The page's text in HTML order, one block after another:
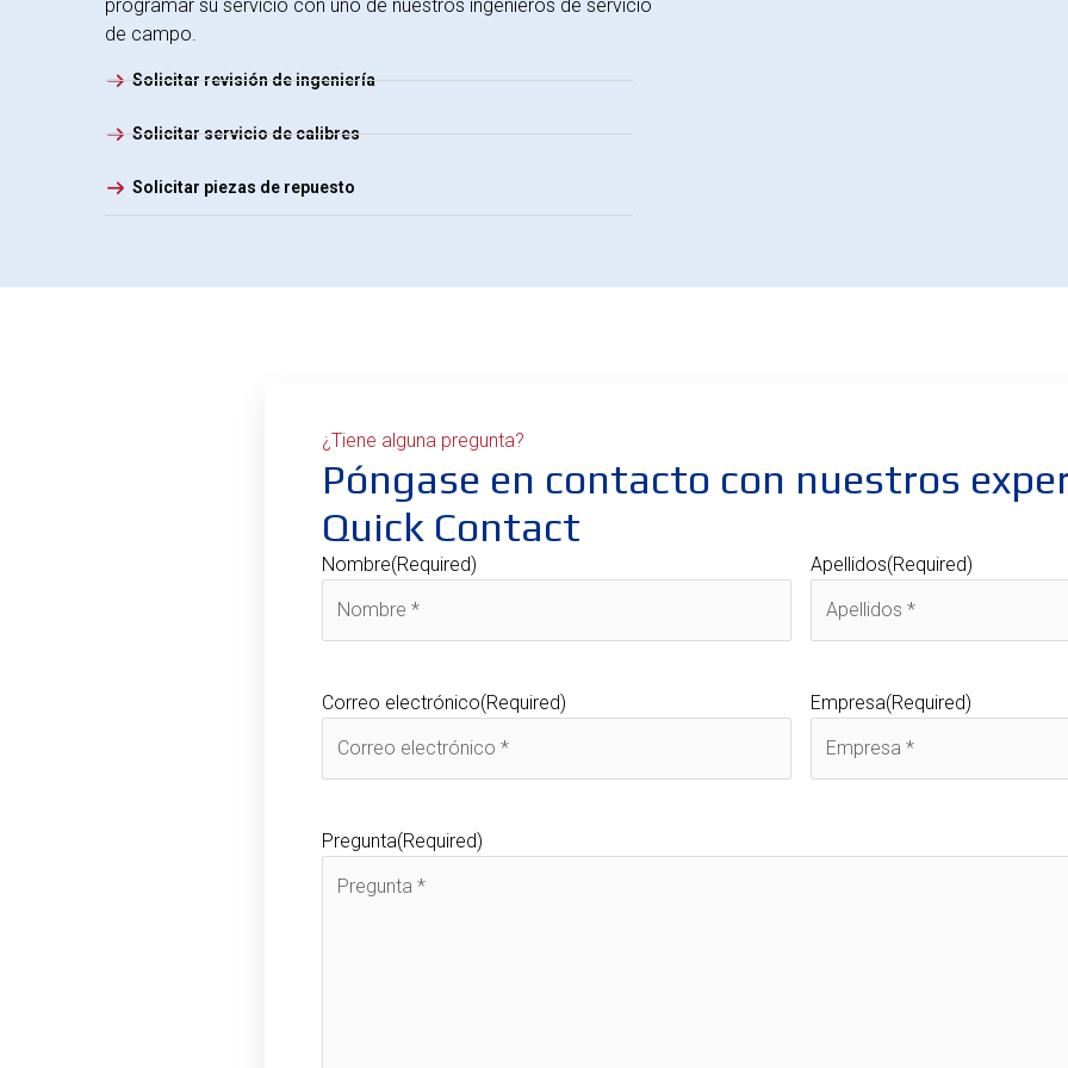
programar su servicio con uno de nuestros ingenieros de servicio
de campo.
Solicitar revisión de ingeniería
Solicitar servicio de calibres
Solicitar piezas de repuesto
¿Tiene alguna pregunta?
Póngase en contacto con nuestros
Quick Contact
Nombre(Required) Apellidos(Required)
Correo electrónico(Required) Empresa(Required)
Pregunta(Required)